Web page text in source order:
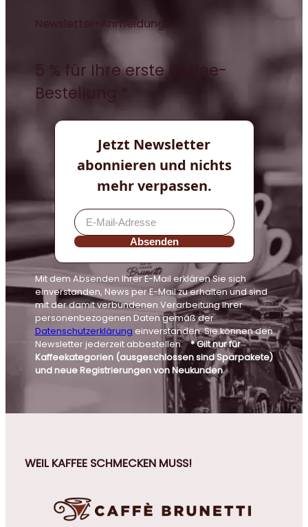
Newsletter-Anmeldung
5 % für Ihre erste Kaffee-
Bestellung *
Jetzt Newsletter
abonnieren und nichts
mehr verpassen.
Absenden
Mit dem Absenden Ihrer E-Mail erklären Sie sich
einverstanden, News per E-Mail zu erhalten und sind
mit der damit verbundenen Verarbeitung Ihrer
personenbezogenen Daten gemäß der
Datenschutzerklärung einverstanden. Sie können den
Newsletter jederzeit abbestellen.* Gilt nur für
Kaffeekategorien (ausgeschlossen sind Sparpakete)
und neue Registrierungen von Neukunden.
WEIL KAFFEE SCHMECKEN MUSS!